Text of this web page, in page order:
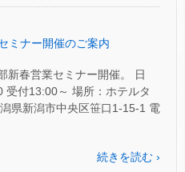
ミナー開催のご案内
新春営業セミナー開催。 日
付13:00～ 場所：ホテルタ
県新潟市中央区笹口1-15-1 電
続きを読む ›